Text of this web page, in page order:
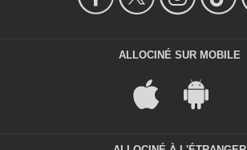
ALLOCINÉ SUR MOBILE